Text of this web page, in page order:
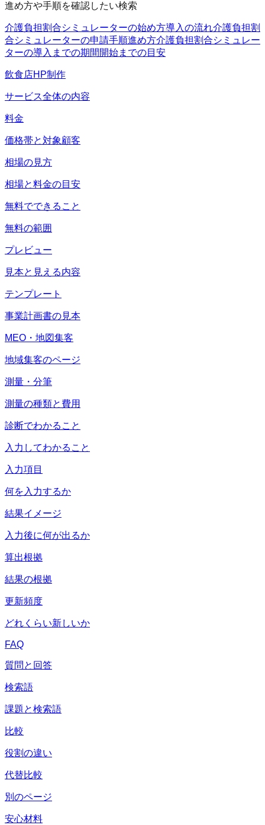
進め方や手順を確認したい検索
介護負担割合シミュレーターの始め方導入の流れ介護負担割
合シミュレーターの申請手順進め方介護負担割合シミュレー
ターの導入までの期間 開始までの目安
飲食店HP制作
サービス全体の内容
料金
価格帯と対象顧客
相場の見方
相場と料金の目安
無料でできること
無料の範囲
プレビュー
見本と見える内容
テンプレート
事業計画書の見本
MEO・地図集客
地域集客のページ
測量・分筆
測量の種類と費用
診断でわかること
入力してわかること
入力項目
何を入力するか
結果イメージ
入力後に何が出るか
算出根拠
結果の根拠
更新頻度
どれくらい新しいか
FAQ
質問と回答
検索語
課題と検索語
比較
役割の違い
代替比較
別のページ
安心材料